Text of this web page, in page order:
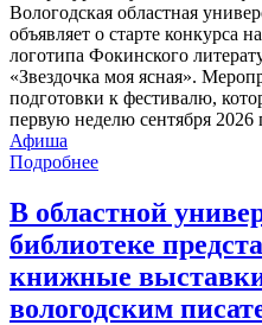
Вологодская областная
объявляет о старте конкурса
логотипа Фокинского
«Звездочка моя ясная».
подготовки к фестивалю,
первую неделю сентября 2026
Афиша
Подробнее
В областной
библиотеке
книжные
вологодским